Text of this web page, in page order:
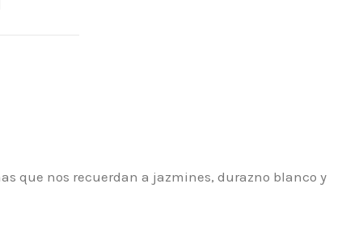
que nos recuerdan a jazmines, durazno blanco y